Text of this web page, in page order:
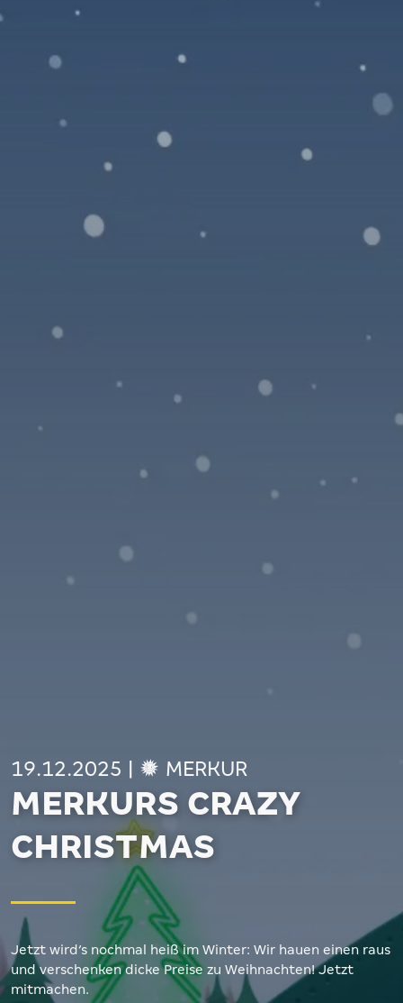
19.12.2025 MERKUR
MERKURS CRAZY
CHRISTMAS
Jetzt wird’s nochmal heiß im Winter: Wir hauen einen raus
und verschenken dicke Preise zu Weihnachten! Jetzt
mitmachen.